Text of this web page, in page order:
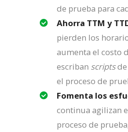
de prueba para
Ahorra TTM y
pierden los
aumenta el costo
escriban scriptsde
el proceso de
Fomenta los
continua agilizan
proceso de